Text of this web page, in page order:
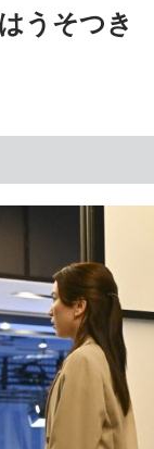
うそつき